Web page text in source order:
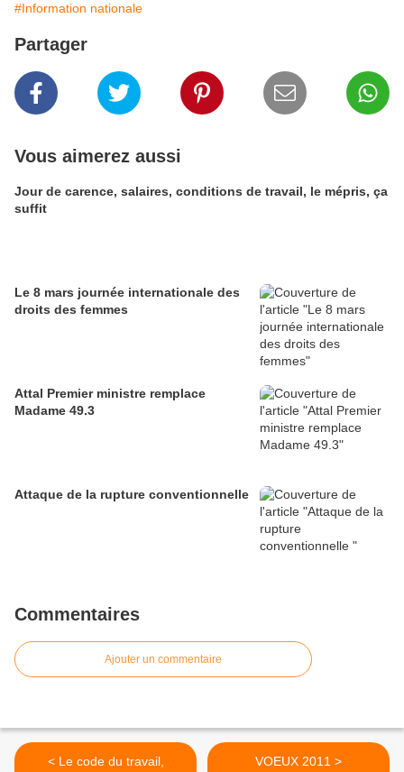
#Information nationale
Partager
Vous aimerez aussi
Jour de carence, salaires, conditions de travail, le mépris, ça
suffit
Le 8 mars journée internationale des
droits des femmes
Attal Premier ministre remplace
Madame 49.3
Attaque de la rupture conventionnelle
Commentaires
Ajouter un commentaire
< Le code du travail,
VOEUX 2011 >